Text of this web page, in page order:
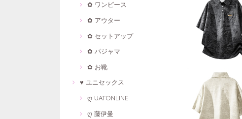
✿ ワンピース
✿ アウター
✿ セットアップ
✿ パジャマ
✿ お靴
♥ ユニセックス
ღ UATONLINE
ღ 藤伊曼